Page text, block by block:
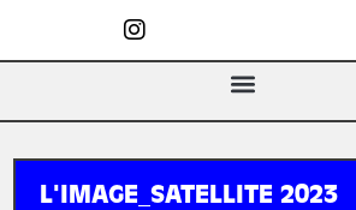
L'IMAGE_SATELLITE 2023